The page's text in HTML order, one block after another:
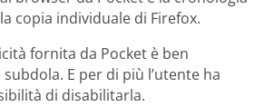
copia individuale di Firefox.
fornita da Pocket è ben
E per di più l’utente ha
di disabilitarla.